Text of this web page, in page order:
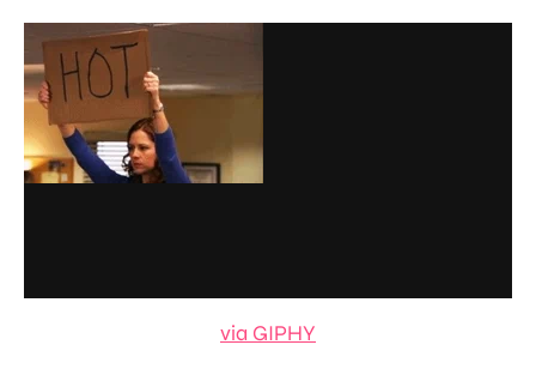
via GIPHY